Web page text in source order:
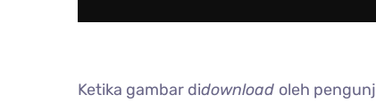
Ketika gambar didownload oleh